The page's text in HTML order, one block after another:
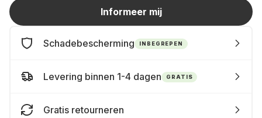
Informeer mij
Schadebescherming INBEGREPEN
Levering binnen 1-4 dagen GRATIS
Gratis retourneren